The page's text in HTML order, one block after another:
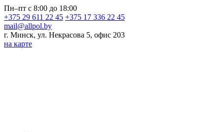
Пн–пт с 8:00 до 18:00
+375 29 611 22 45 +375 17 336 22 45
mail@allpol.by
г. Минск, ул. Некрасова 5, офис 203
на карте